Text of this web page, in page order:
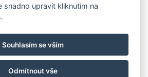
+420 739 259 702
VOP a ubytovací řád
snadno upravit kliknutím na
Souhlasím se vším
Odmítnout vše